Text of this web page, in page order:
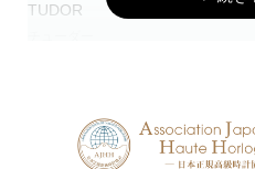
TUDOR